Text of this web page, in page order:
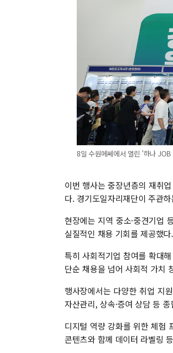
8일 수원메쎄에서 열린 '하나
이번 행사는 중장년층의 재취
다. 경기도일자리재단이 주관
현장에는 지역 중소·중견기업
실질적인 채용 기회를 제공했다.
특히 사회적기업 참여를 확대
단순 채용을 넘어 사회적 가치
행사장에서는 다양한 취업 지
자산관리, 상속·증여 상담 등
디지털 역량 강화를 위한 체험
콘텐츠와 함께 데이터 라벨링